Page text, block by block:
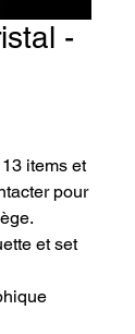
-
items et
pour
et set